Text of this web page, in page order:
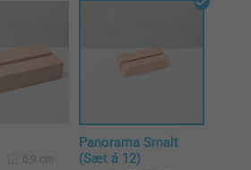
6,9 cm
Panorama Smalt
(Sæt á 12)